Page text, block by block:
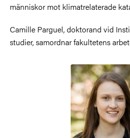
människor mot klimatrelaterade
Camille Parguel, doktorand vid
studier, samordnar fakultetens
Bild